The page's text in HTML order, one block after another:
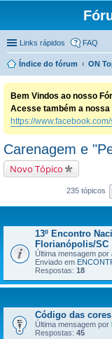
Links rápidos FAQ
Índice do fórum ON
Bem Vindos ao nosso
Acesse também a nossa
https://
Carenagem e
Novo Tópico
235 tópicos
13º Encontro
Florianópolis/SC
Última mensagem por
Enviado em
Respostas: 18
Código das
Última mensagem por
Respostas: 45